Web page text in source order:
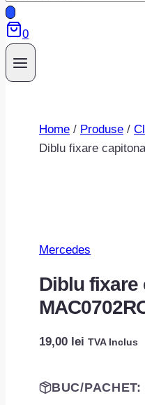
search
0
Home / Produse /
Diblu fixare
Mercedes
Diblu fixare
19,00 lei TVA Inclus
BUC/PACHET: